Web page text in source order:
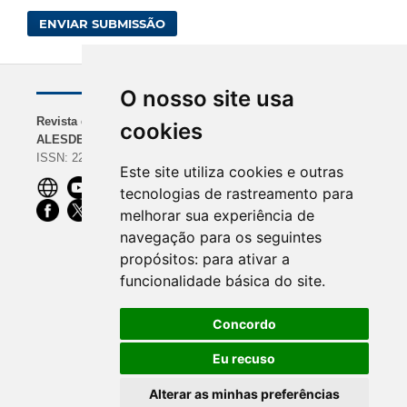
O nosso site usa
cookies
Este site utiliza cookies e outras
tecnologias de rastreamento para
melhorar sua experiência de
navegação para os seguintes
propósitos: para ativar a
funcionalidade básica do site.
Concordo
Eu recuso
Alterar as minhas preferências
ENVIAR SUBMISSÃO
Revista da
ALESDE
ISSN: 2238-0000
NAVEGAÇÃO
Sobre a Revista
Autores
Equipe Editorial
ROAD | Dimensions |
CiteFactor
OpenAIRE |
ScienceOpen | Ibict